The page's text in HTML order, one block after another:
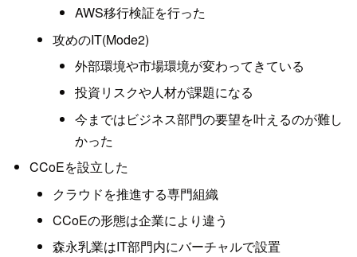
AWS移行検証を行った
攻めのIT(Mode2)
外部環境や市場環境が変わってきている
投資リスクや人材が課題になる
今まではビジネス部門の要望を叶えるのが難し
かった
CCoEを設立した
クラウドを推進する専門組織
CCoEの形態は企業により違う
森永乳業はIT部門内にバーチャルで設置